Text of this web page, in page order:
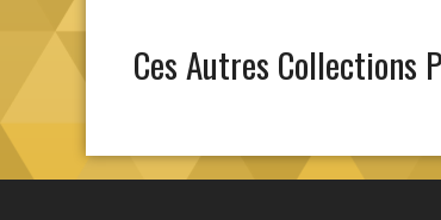
Ces Autres Collections